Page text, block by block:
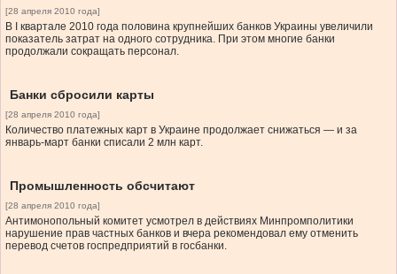
[28 апреля 2010 года]
В І квартале 2010 года половина крупнейших банков Украины увеличили
показатель затрат на одного сотрудника. При этом многие банки
продолжали сокращать персонал.
Банки сбросили карты
[28 апреля 2010 года]
Количество платежных карт в Украине продолжает снижаться — и за
январь-март банки списали 2 млн карт.
Промышленность обсчитают
[28 апреля 2010 года]
Антимонопольный комитет усмотрел в действиях Минпромполитики
нарушение прав частных банков и вчера рекомендовал ему отменить
перевод счетов госпредприятий в госбанки.